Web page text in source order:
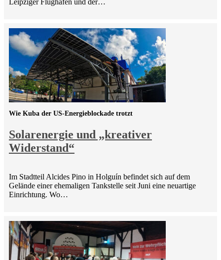
Leipziger Flughafen und der…
Solarenergie und „kreativer
Widerstand“
Wie Kuba der US-Energieblockade trotzt
Im Stadtteil Alcides Pino in Holguín befindet sich auf dem
Gelände einer ehemaligen Tankstelle seit Juni eine neuartige
Einrichtung. Wo…